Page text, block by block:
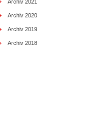
Archiv 2021
Archiv 2020
Archiv 2019
Archiv 2018